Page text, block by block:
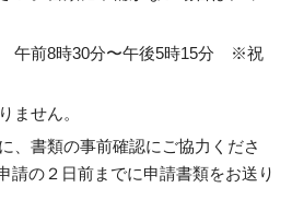
午前8時30分〜午後5時15分 ※祝
ません。
、書類の事前確認にご協力くださ
請の２日前までに申請書類をお送り